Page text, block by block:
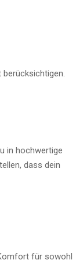
in hochwertige
dass dein
für sowohl